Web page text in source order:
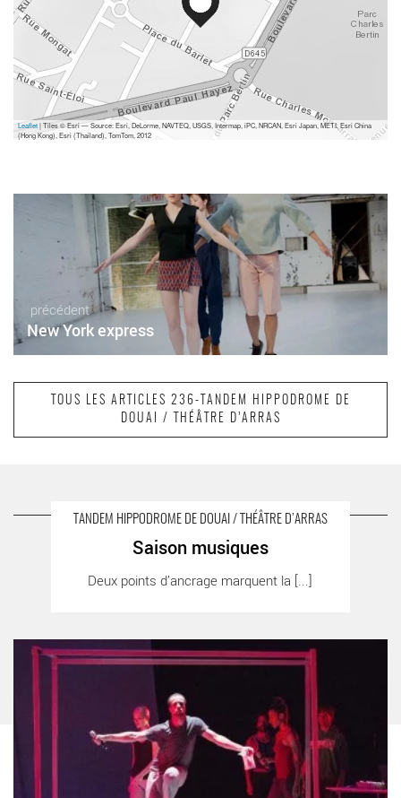
Leaflet| Tiles © Esri — Source: Esri, DeLorme, NAVTEQ, USGS, Intermap, iPC, NRCAN, Esri Japan, METI, Esri China
(Hong Kong), Esri (Thailand), TomTom, 2012
précédent
New York express
TOUS LES ARTICLES 236-TANDEM HIPPODROME DE
DOUAI / THÉÂTRE D’ARRAS
A LIRE AUSSI SUR LA TERRASSE
TANDEM HIPPODROME DE DOUAI / THÉÂTRE D’ARRAS
Saison musiques
Deux points d’ancrage marquent la [...]
Hippodrome / Arras Théâtre
A Letter to My Nephew - Critique sortie Danse Douai Douai
Hippodrome